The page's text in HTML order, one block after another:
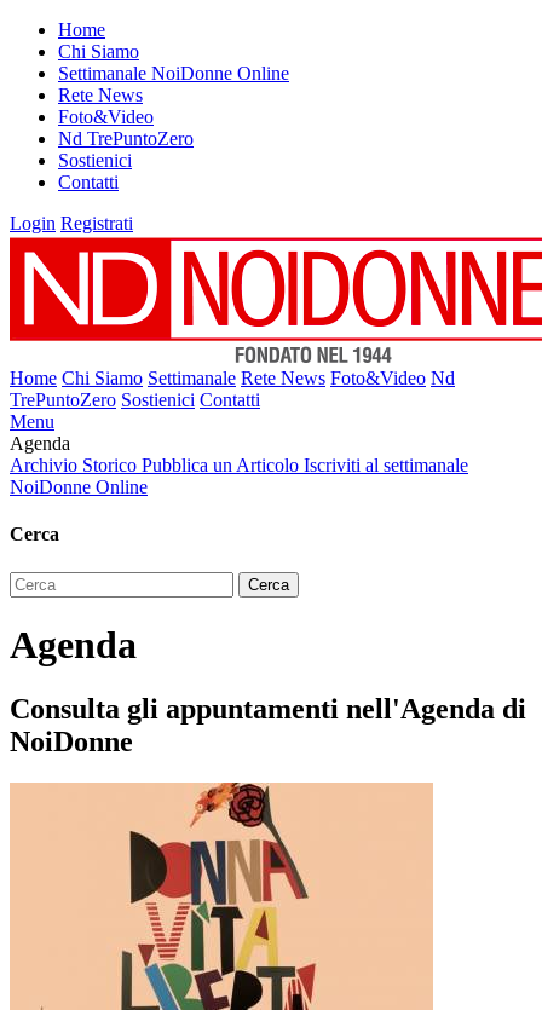
Home
Chi Siamo
Settimanale NoiDonne Online
Rete News
Foto&Video
Nd TrePuntoZero
Sostienici
Contatti
Login Registrati
Home Chi Siamo Settimanale Rete News Foto&Video Nd
TrePuntoZero Sostienici Contatti
Menu
Agenda
Archivio Storico Pubblica un Articolo Iscriviti al settimanale
NoiDonne Online
Cerca
Agenda
Consulta gli appuntamenti nell'Agenda di
NoiDonne